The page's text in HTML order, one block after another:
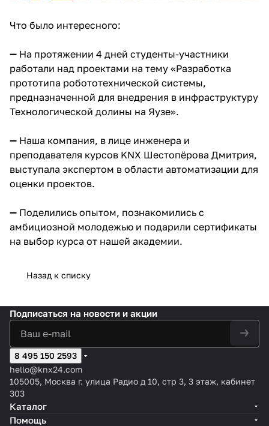
Что было интересного:
➖ На протяжении 4 дней студенты-участники
работали над проектами на тему «Разработка
прототипа робототехнической системы,
предназначенной для внедрения в инфраструктуру
Технологической долины на Яузе».
➖ Наша компания, в лице инженера и
преподавателя курсов KNX Шестопёрова Дмитрия,
выступала экспертом в области автоматизации для
оценки проектов.
➖ Поделились опытом, познакомились с
амбициозной молодежью и подарили сертификаты
на выбор курса от нашей академии.
Назад к списку
Подписаться на новости и акции
8 495 150 2593
hello@knx24.com
105005, Москва г. улица Радио д 10, стр 3, 3 этаж, кабинет
303
Каталог
Помощь